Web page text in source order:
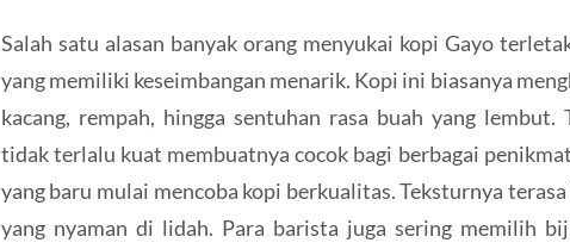
Salah satu alasan banyak orang menyukai kopi Gayo
yang memiliki keseimbangan menarik. Kopi ini biasanya
kacang, rempah, hingga sentuhan rasa buah yang lembut.
tidak terlalu kuat membuatnya cocok bagi berbagai
yang baru mulai mencoba kopi berkualitas. Teksturnya
yang nyaman di lidah. Para barista juga sering memilih